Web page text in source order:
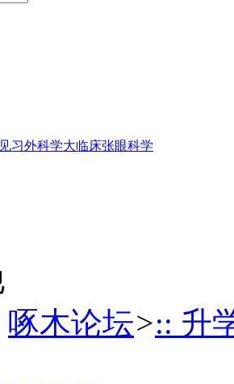
见习外科学大临床张眼科学
啄木论坛>:: 升